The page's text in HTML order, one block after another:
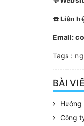
☎️ Liên
Email:
Tags :
BÀI
Hướng
Công